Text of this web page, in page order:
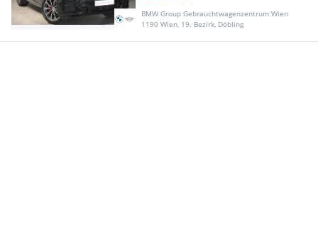
BMW Group Gebrauchtwagenzentrum Wien
1190 Wien, 19. Bezirk, Döbling